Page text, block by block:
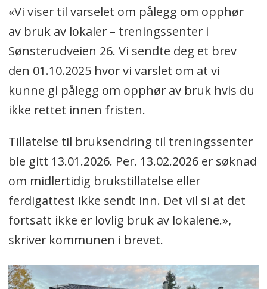
«Vi viser til varselet om pålegg om opphør
av bruk av lokaler – treningssenter i
Sønsterudveien 26. Vi sendte deg et brev
den 01.10.2025 hvor vi varslet om at vi
kunne gi pålegg om opphør av bruk hvis du
ikke rettet innen fristen.
Tillatelse til bruksendring til treningssenter
ble gitt 13.01.2026. Per. 13.02.2026 er søknad
om midlertidig brukstillatelse eller
ferdigattest ikke sendt inn. Det vil si at det
fortsatt ikke er lovlig bruk av lokalene.»,
skriver kommunen i brevet.